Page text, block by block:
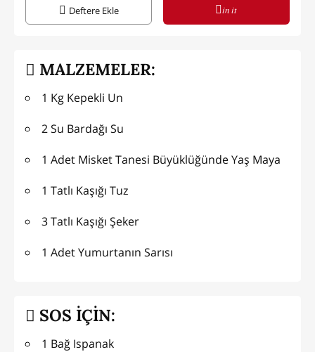
Deftere Ekle in it
MALZEMELER:
1 Kg Kepekli Un
2 Su Bardağı Su
1 Adet Misket Tanesi Büyüklüğünde Yaş Maya
1 Tatlı Kaşığı Tuz
3 Tatlı Kaşığı Şeker
1 Adet Yumurtanın Sarısı
SOS İÇİN:
1 Bağ Ispanak